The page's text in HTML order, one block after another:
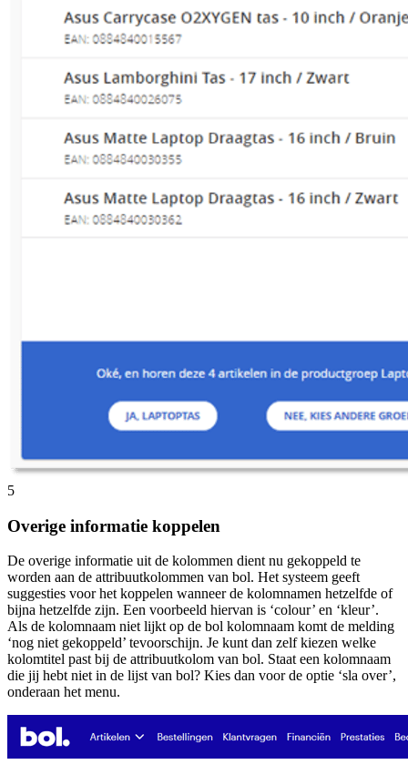
5
Overige informatie koppelen
De overige informatie uit de kolommen dient nu gekoppeld te
worden aan de attribuutkolommen van bol. Het systeem geeft
suggesties voor het koppelen wanneer de kolomnamen hetzelfde of
bijna hetzelfde zijn. Een voorbeeld hiervan is ‘colour’ en ‘kleur’.
Als de kolomnaam niet lijkt op de bol kolomnaam komt de melding
‘nog niet gekoppeld’ tevoorschijn. Je kunt dan zelf kiezen welke
kolomtitel past bij de attribuutkolom van bol. Staat een kolomnaam
die jij hebt niet in de lijst van bol? Kies dan voor de optie ‘sla over’,
onderaan het menu.